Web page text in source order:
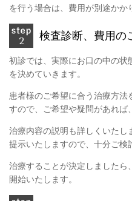
を行う場合は、費用が別途かか
検査診断、費用の
初診では、実際にお口の中の
を決めていきます。
患者様のご希望に合う治療方法
すので、ご希望や疑問があれば
治療内容の説明も詳しくいた
提示いたしますので、十分ご検
治療することが決定しましたら
開始いたします。